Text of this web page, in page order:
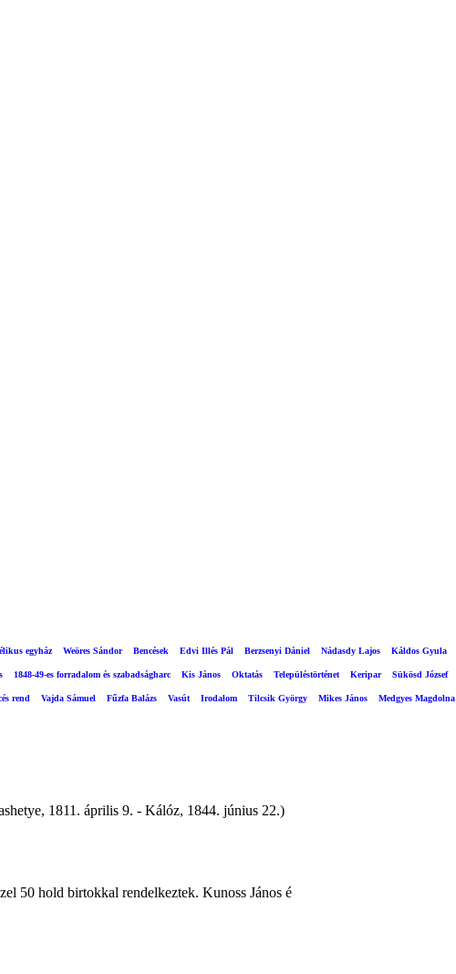
egyház Weöres Sándor Bencések Edvi Illés Pál Berzsenyi Dániel Nádasdy Lajos Káldos Gyula
1848-49-es forradalom és szabadságharc Kis János Oktatás Településtörténet Keripar Sükösd József
rend Vajda Sámuel Fűzfa Balázs Vasút Irodalom Tilcsik György Mikes János Medgyes Magdolna
1811. április 9. - Kálóz, 1844. június 22.)
50 hold birtokkal rendelkeztek. Kunoss János é